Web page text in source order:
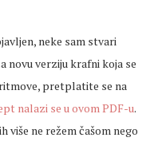
neke sam stvari
novu verziju krafni koja se
pretplatite se na
nalazi se u ovom PDF-u.
više ne režem čašom nego